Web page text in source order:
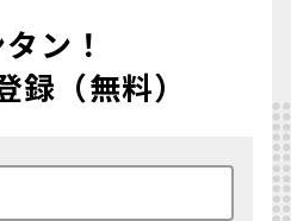
ン！
録（無料）